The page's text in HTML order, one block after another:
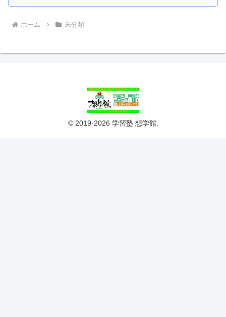
ホーム 未分類
© 2019-2026 学習塾 想学館.